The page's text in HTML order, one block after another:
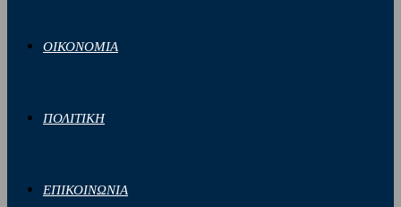
ΟΙΚΟΝΟΜΙΑ
ΠΟΛΙΤΙΚΗ
ΕΠΙΚΟΙΝΩΝΙΑ